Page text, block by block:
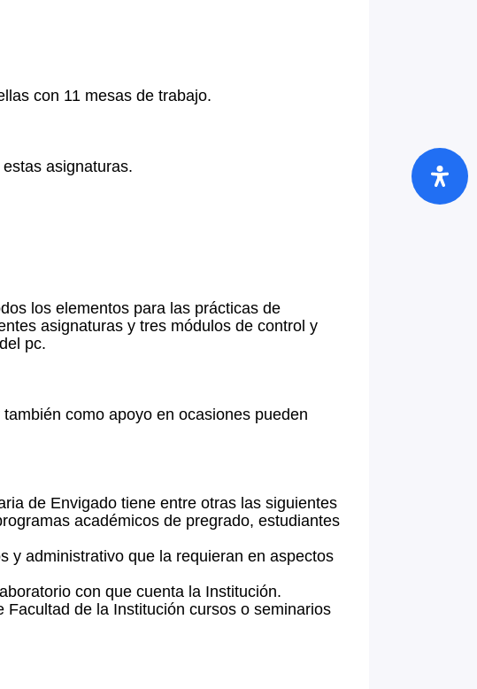
con 11 mesas de trabajo.
asignaturas.
los elementos para las prácticas de
asignaturas y tres módulos de control y
pc.
como apoyo en ocasiones pueden
de Envigado tiene entre otras las siguientes
académicos de pregrado, estudiantes
y administrativo que la requieran en aspectos
con que cuenta la Institución.
de la Institución cursos o seminarios